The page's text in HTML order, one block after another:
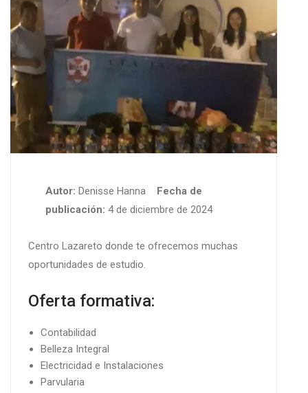
Autor: Denisse Hanna Fecha de
publicación: 4 de diciembre de 2024
Centro Lazareto donde te ofrecemos muchas
oportunidades de estudio.
Oferta formativa:
Contabilidad
Belleza Integral
Electricidad e Instalaciones
Parvularia